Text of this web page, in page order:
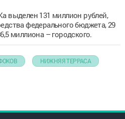
выделен 131 миллион рублей,
федерального бюджета, 29
миллиона – городского.
НИЖНЯЯ ТЕРРАСА